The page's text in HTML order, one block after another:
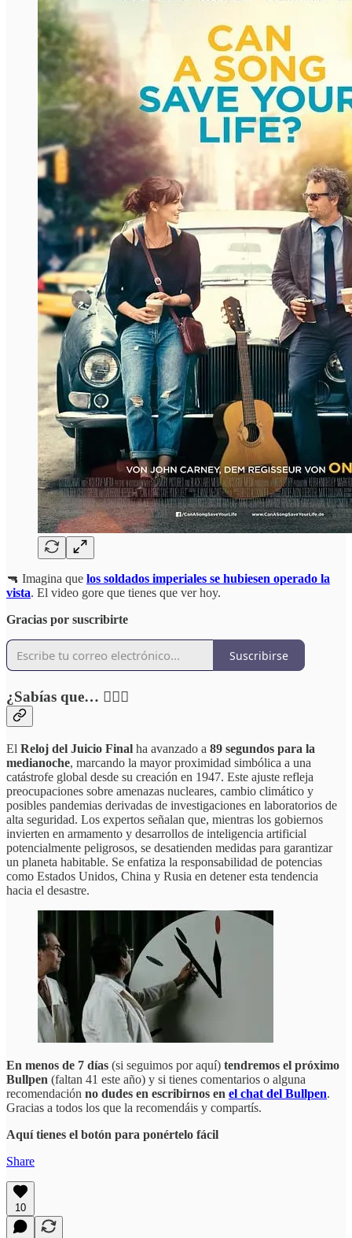
🔫 Imagina que los soldados imperiales se hubiesen operado la
vista. El video gore que tienes que ver hoy.
Gracias por suscribirte
Suscribirse
¿Sabías que… 🕵🏻‍♂️
El Reloj del Juicio Final ha avanzado a 89 segundos para la
medianoche, marcando la mayor proximidad simbólica a una
catástrofe global desde su creación en 1947. Este ajuste refleja
preocupaciones sobre amenazas nucleares, cambio climático y
posibles pandemias derivadas de investigaciones en laboratorios de
alta seguridad. Los expertos señalan que, mientras los gobiernos
invierten en armamento y desarrollos de inteligencia artificial
potencialmente peligrosos, se desatienden medidas para garantizar
un planeta habitable. Se enfatiza la responsabilidad de potencias
como Estados Unidos, China y Rusia en detener esta tendencia
hacia el desastre.
En menos de 7 días (si seguimos por aquí) tendremos el próximo
Bullpen (faltan 41 este año) y si tienes comentarios o alguna
recomendación no dudes en escribirnos en el chat del Bullpen.
Gracias a todos los que la recomendáis y compartís.
Aquí tienes el botón para ponértelo fácil
Share
10